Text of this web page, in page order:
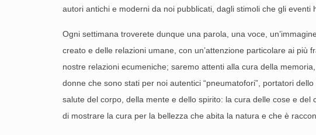
autori antichi e moderni da noi pubblicati, dagli stimoli che gli
Ogni settimana troverete dunque una parola, una voce,
creato e delle relazioni umane, con un’attenzione particolare ai
nostre relazioni ecumeniche; saremo attenti alla cura della
donne che sono stati per noi autentici “pneumatofori”, portatori
salute del corpo, della mente e dello spirito: la cura delle cose e
di mostrare la cura per la bellezza che abita la natura e che è